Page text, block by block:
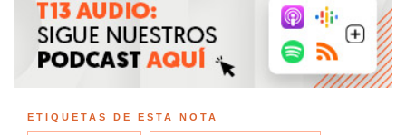
ETIQUETAS DE ESTA NOTA